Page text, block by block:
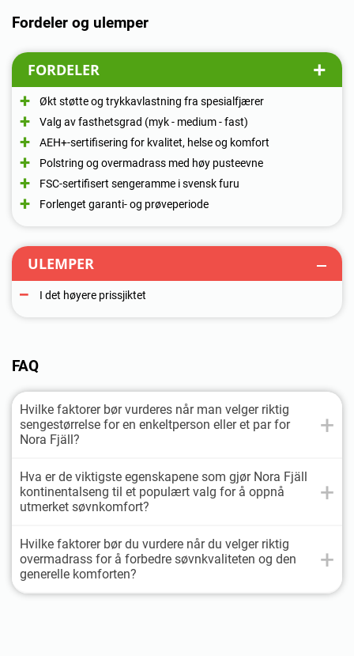
Fordeler og ulemper
FORDELER
Økt støtte og trykkavlastning fra spesialfjærer
Valg av fasthetsgrad (myk - medium - fast)
AEH+-sertifisering for kvalitet, helse og komfort
Polstring og overmadrass med høy pusteevne
FSC-sertifisert sengeramme i svensk furu
Forlenget garanti- og prøveperiode
ULEMPER
I det høyere prissjiktet
FAQ
Hvilke faktorer bør vurderes når man velger riktig
sengestørrelse for en enkeltperson eller et par for
Nora Fjäll?
Hva er de viktigste egenskapene som gjør Nora Fjäll
kontinentalseng til et populært valg for å oppnå
utmerket søvnkomfort?
Hvilke faktorer bør du vurdere når du velger riktig
overmadrass for å forbedre søvnkvaliteten og den
generelle komforten?